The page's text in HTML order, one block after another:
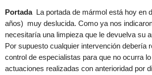
Portada La portada de mármol está hoy en
años) muy deslucida. Como ya nos
necesitaría una limpieza que le devuelva su
Por supuesto cualquier intervención debería
control de especialistas para que no ocurra
actuaciones realizadas con anterioridad por